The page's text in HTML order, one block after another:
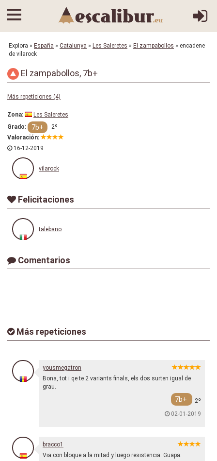
Explora » España » Catalunya » Les Saleretes » El zampabollos » encadene
de vilarock
El zampabollos, 7b+
Más repeticiones (4)
Zona:
Les Saleretes
Grado:
7b+
2º
Valoración:
16-12-2019
vilarock
Felicitaciones
talebano
Comentarios
Más repeticiones
yousmegatron
Bona, tot i qe te 2 variants finals, els dos surten igual de
grau.
7b+
2º
02-01-2019
bracco1
Via con bloque a la mitad y luego resistencia. Guapa.